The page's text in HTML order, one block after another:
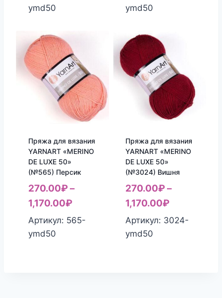
ymd50
ymd50
Пряжа для вязания
YARNART «MERINO
DE LUXE 50»
(№565) Персик
270.00₽–
1,170.00₽
Артикул: 565-
ymd50
Пряжа для вязания
YARNART «MERINO
DE LUXE 50»
(№3024) Вишня
270.00₽–
1,170.00₽
Артикул: 3024-
ymd50